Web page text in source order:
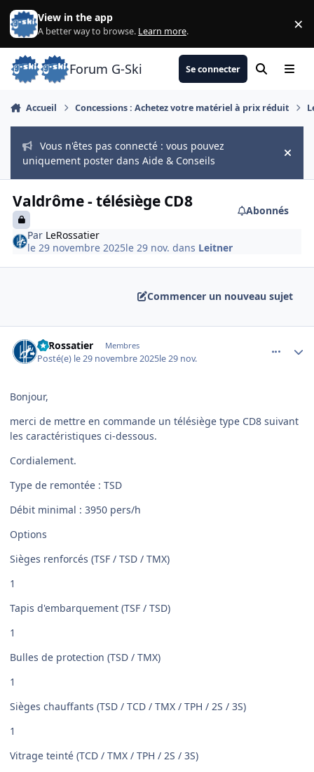
Aller au contenu
View in the app
A better way to browse. Learn more. ×
Forum G-Ski Se connecter Rechercher
Menu
Accueil Concessions : Achetez votre matériel à prix réduit
Vous n'êtes pas connecté : vous pouvez
uniquement poster dans Aide & Conseils
Hide
Valdrôme - télésiège CD8
Abonnés
Par LeRossatier
le 29 novembre 2025le 29 nov. dans Leitner
Commencer un nouveau sujet
LeRossatier Membres
Posté(e) le 29 novembre 2025le 29 nov.
Bonjour,
merci de mettre en commande un télésiège type CD8 suivant
les caractéristiques ci-dessous.
Cordialement.
Type de remontée : TSD
Débit minimal : 3950 pers/h
Options
Sièges renforcés (TSF / TSD / TMX)
1
Tapis d'embarquement (TSF / TSD)
1
Bulles de protection (TSD / TMX)
1
Sièges chauffants (TSD / TCD / TMX / TPH / 2S / 3S)
1
Vitrage teinté (TCD / TMX / TPH / 2S / 3S)